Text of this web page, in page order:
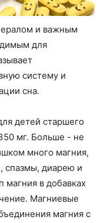
и важным
для
систему и
сна.
детей старшего
мг. Больше - не
много магния,
спазмы, диарею и
магния в добавках
Магниевые
магния с